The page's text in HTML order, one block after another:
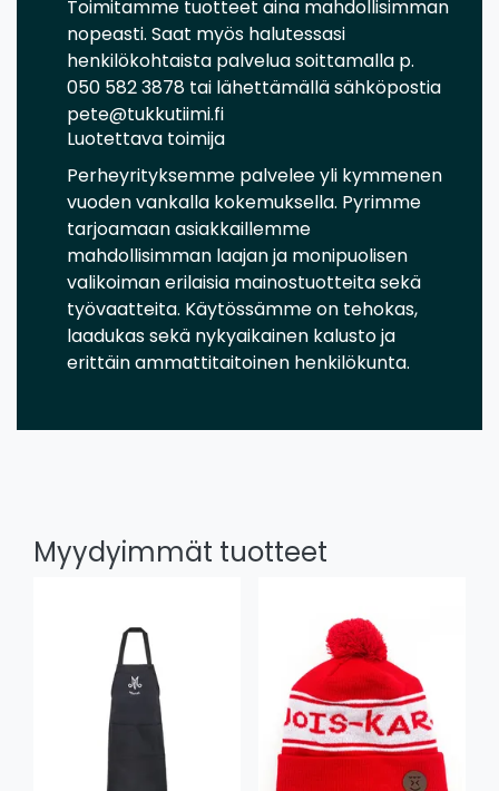
Toimitamme tuotteet aina mahdollisimman
nopeasti. Saat myös halutessasi
henkilökohtaista palvelua soittamalla p.
050 582 3878 tai lähettämällä sähköpostia
pete@tukkutiimi.fi
Luotettava toimija
Perheyrityksemme palvelee yli kymmenen
vuoden vankalla kokemuksella. Pyrimme
tarjoamaan asiakkaillemme
mahdollisimman laajan ja monipuolisen
valikoiman erilaisia mainostuotteita sekä
työvaatteita. Käytössämme on tehokas,
laadukas sekä nykyaikainen kalusto ja
erittäin ammattitaitoinen henkilökunta.
Myydyimmät tuotteet